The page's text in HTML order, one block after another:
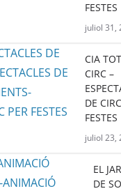
FESTES
juliol 31,
CIA TOT
CIRC –
DE
FESTES
juliol 23,
EL
DE